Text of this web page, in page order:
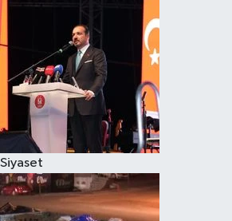
Siyaset